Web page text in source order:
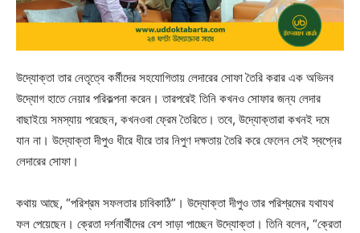
উদ্যোক্তা তার নেতৃত্বে কর্মীদের সহযোগিতায় লেদারের সোফা তৈরি করার এক অভিনব
উদ্যোগ হাতে নেয়ার পরিকল্পনা করেন। তারপরেই তিনি কখনও সোফার জন্য লেদার
বাছাইয়ে সমস্যায় পরেছেন, কখনওবা ফ্রেম তৈরিতে। তবে, উদ্যোক্তারা কখনই দমে
যান না। উদ্যোক্তা দীপুও ধীরে ধীরে তার নিপুণ দক্ষতায় তৈরি করে ফেলেন সেই স্বপ্নের
লেদারের সোফা।
কথায় আছে, “পরিশ্রম সফলতার চাবিকাঠি”। উদ্যোক্তা দীপুও তার পরিশ্রমের যথাযথ
ফল পেয়েছেন। ক্রেতা দর্শনার্থীদের বেশ সাড়া পাচ্ছেন উদ্যোক্তা। তিনি বলেন, “ক্রেতা